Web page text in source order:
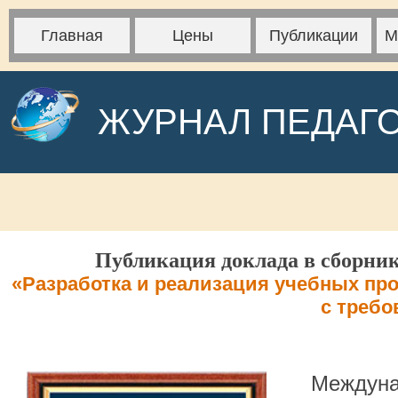
Главная Цены Публикации
ЖУРНАЛ
Публикация доклада в
«Разработка и реализация учебных
с